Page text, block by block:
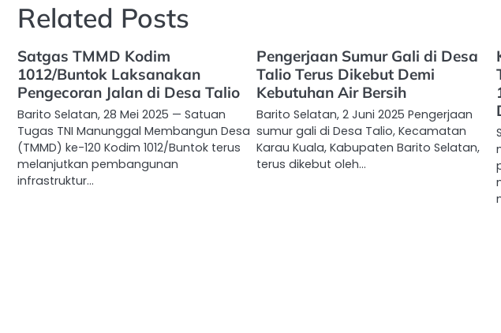
Related Posts
Satgas TMMD Kodim
1012/Buntok Laksanakan
Pengecoran Jalan di Desa Talio
Barito Selatan, 28 Mei 2025 — Satuan
Tugas TNI Manunggal Membangun Desa
(TMMD) ke-120 Kodim 1012/Buntok terus
melanjutkan pembangunan
infrastruktur…
Pengerjaan Sumur Gali di Desa
Talio Terus Dikebut Demi
Kebutuhan Air Bersih
Barito Selatan, 2 Juni 2025 Pengerjaan
sumur gali di Desa Talio, Kecamatan
Karau Kuala, Kabupaten Barito Selatan,
terus dikebut oleh…